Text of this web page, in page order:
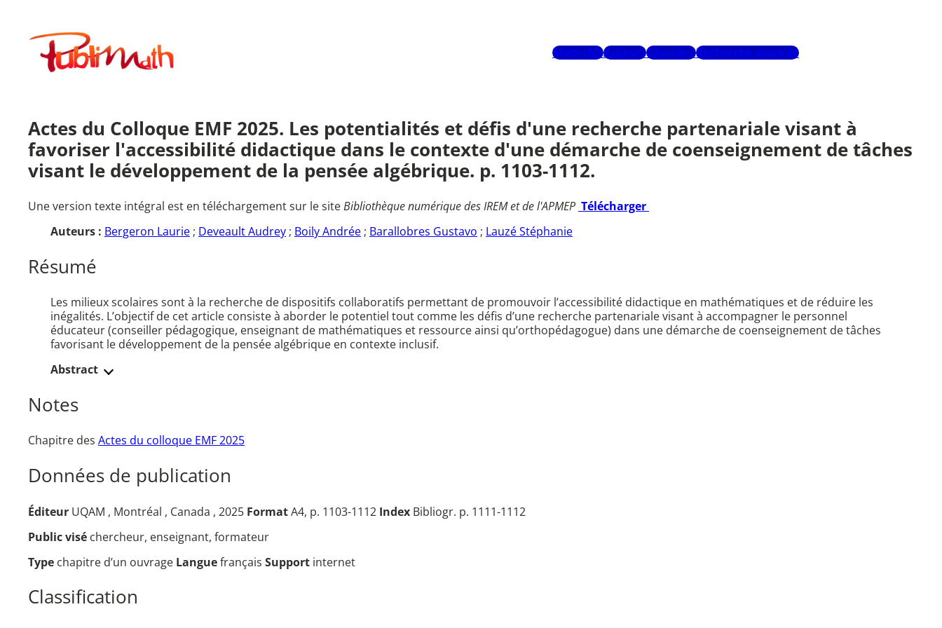
contenuPublimath
Mots-clésAuteursGlossaireRecherche avancée
Actes du Colloque EMF 2025. Les potentialités et défis d'une recherche partenariale visant à
favoriser l'accessibilité didactique dans le contexte d'une démarche de coenseignement de tâches
visant le développement de la pensée algébrique. p. 1103-1112.
Une version texte intégral est en téléchargement sur le siteBibliothèque numérique des IREM et de l'APMEP Télécharger
Auteurs : Bergeron Laurie ; Deveault Audrey ; Boily Andrée ; Barallobres Gustavo ; Lauzé Stéphanie
Résumé
Les milieux scolaires sont à la recherche de dispositifs collaboratifs permettant de promouvoir l’accessibilité didactique en mathématiques et de réduire les
inégalités. L’objectif de cet article consiste à aborder le potentiel tout comme les défis d’une recherche partenariale visant à accompagner le personnel
éducateur (conseiller pédagogique, enseignant de mathématiques et ressource ainsi qu’orthopédagogue) dans une démarche de coenseignement de tâches
favorisant le développement de la pensée algébrique en contexte inclusif.
Abstract
Notes
Chapitre des Actes du colloque EMF 2025
Données de publication
Éditeur UQAM , Montréal , Canada , 2025 FormatA4, p. 1103-1112 Index Bibliogr. p. 1111-1112
Public visé chercheur, enseignant, formateur
Type chapitre d’un ouvrage Languefrançais Support internet
Classification